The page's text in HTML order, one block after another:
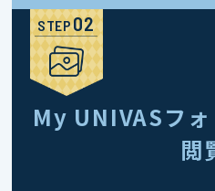
STEP
My UNIVASフ
閲